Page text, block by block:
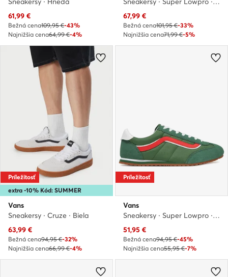
Aktuálna cena
61,99 €
Bežná cena109,95 €-43%
Najnižšia cena64,99 €-4%
Aktuálna cena
67,99 €
Bežná cena101,95 €-33%
Najnižšia cena71,99 €-5%
extra -10% Kód: SUMMER
Príležitosť
Vans
Sneakersy · Cruze · Biela
Aktuálna cena
63,99 €
Bežná cena94,95 €-32%
Najnižšia cena66,99 €-4%
Príležitosť
Vans
Sneakersy · Super Lowpro · Zelená
Aktuálna cena
51,95 €
Bežná cena94,95 €-45%
Najnižšia cena55,95 €-7%